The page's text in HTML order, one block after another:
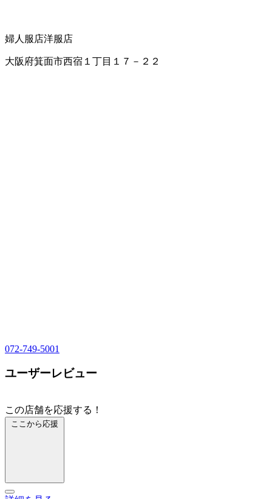
婦人服店洋服店
大阪府箕面市西宿１丁目１７－２２
072-749-5001
ユーザーレビュー
この店舗を応援する！
ここから応援